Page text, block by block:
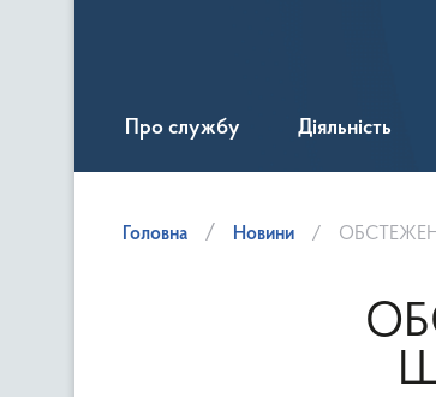
Про службу Діяльність
Головна Новини